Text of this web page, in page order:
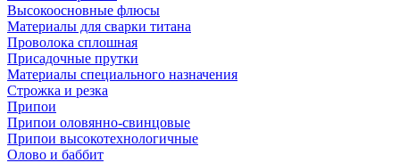
Высокоосновные флюсы
Материалы для сварки титана
Проволока сплошная
Присадочные прутки
Материалы специального назначения
Строжка и резка
Припои
Припои оловянно-свинцовые
Припои высокотехнологичные
Олово и баббит